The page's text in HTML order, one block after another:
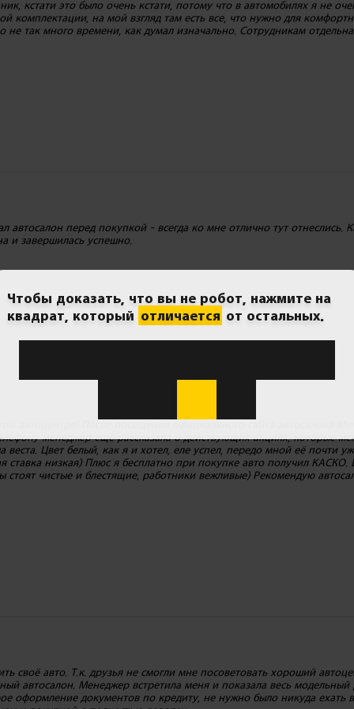
кстати это было очень кстати, потому что в автомобилях я не
комплектации, на мой взгляд там есть все, что нужно для
так много времени, как думал изначально. Сотрудникам
перед покупкой - всегда ко мне отлично тут отнеслись.
и завершилась успешно.
автоцентре) После посещения официального сайта автосалона Мега
менеджер ещё рассказала о действующих акциях, которые
Цвет белый, как я и хотел, еле успел, передо мной её почти
ставка низкая) Плюс я бесплатно при покупке авто получил КАСКО.
чистые и блестящие, работники вежливые) Рекомендую
своё авто. Т.к. друзья не смогли мне посоветовать хороший
автосалон. Менеджер встретила меня и показала весь модельный
оформление документов по кредиту, не нужно было никуда ехать
Чтобы доказать, что вы не робот, нажмите на
квадрат, который отличается от остальных.